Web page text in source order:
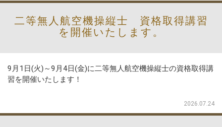
二等無人航空機操縦士 資格取得講習
を開催いたします。
9月1日(火)～9月4日(金)に二等無人航空機操縦士の資格取得講
習を開催いたします！
2026.07.24